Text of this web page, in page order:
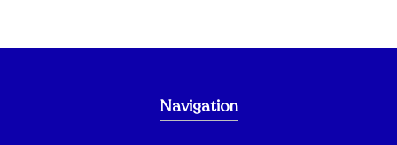
Navigation